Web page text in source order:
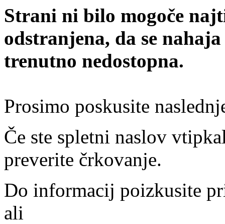
Strani ni bilo mogoče
odstranjena, da se
trenutno nedostopna.
Prosimo poskusite
Če ste spletni naslov
preverite črkovanje.
Do informacij poizkusite
ali